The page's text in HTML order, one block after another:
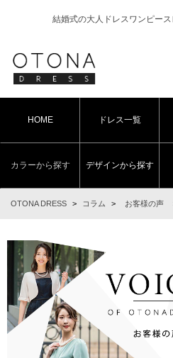
結婚式の大人ドレスワンピー
HOME ドレス一覧
カラーから探す デザインから探す
OTONA DRESS > コラム > お客様の声